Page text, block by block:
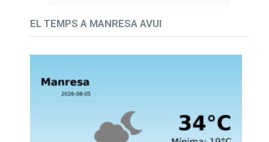
EL TEMPS A MANRESA AVUI